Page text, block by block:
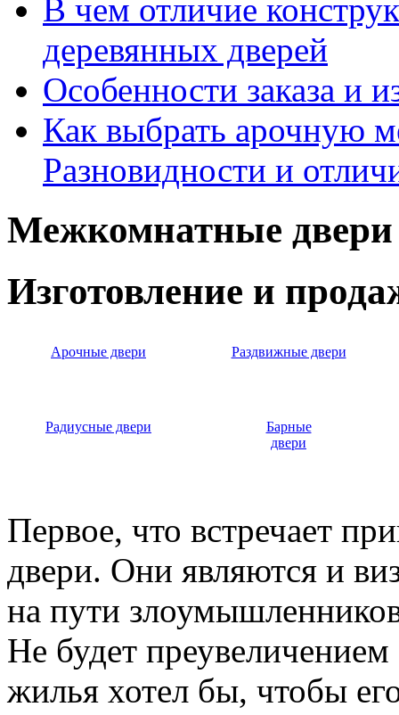
В чем отличие
деревянных дверей
Особенности заказа и
Как выбрать арочную
Разновидности и
Межкомнатные двери
Изготовление и
Арочные двери Раздвижные двери
Радиусные двери
Барные
двери
Первое, что встречает
двери. Они являются и
на пути
Не будет
жилья хотел бы, чтобы